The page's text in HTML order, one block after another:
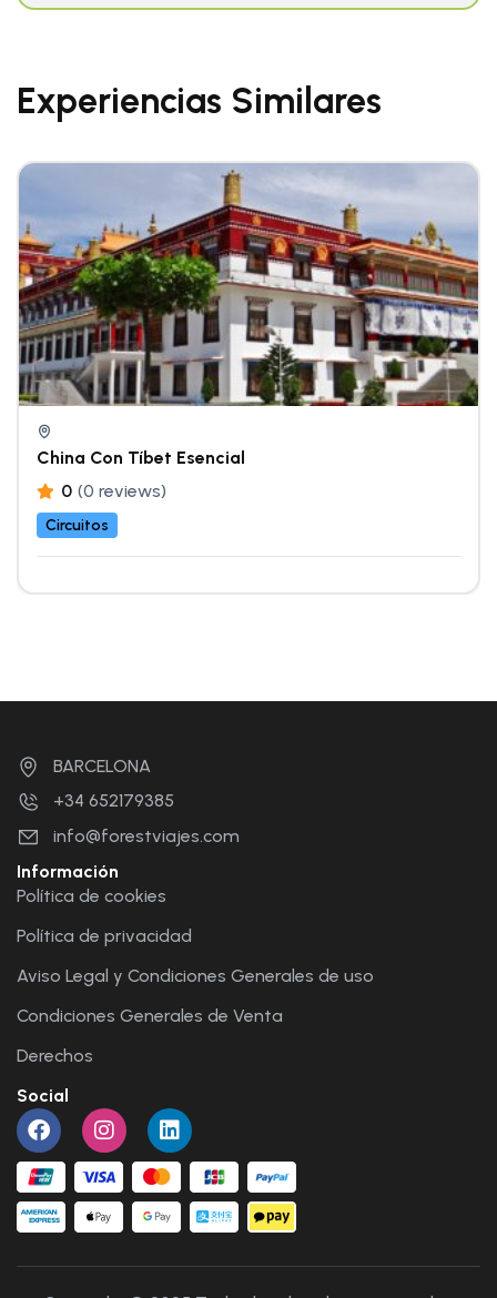
Experiencias Similares
China Con Tíbet Esencial
0 (0 reviews)
Circuitos
BARCELONA
+34 652179385
info@forestviajes.com
Información
Política de cookies
Política de privacidad
Aviso Legal y Condiciones Generales de uso
Condiciones Generales de Venta
Derechos
Social